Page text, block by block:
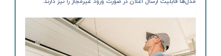
مدل‌ها قابلیت ارسال اعلان در صورت ورود غیرمجاز را نیز دارند.